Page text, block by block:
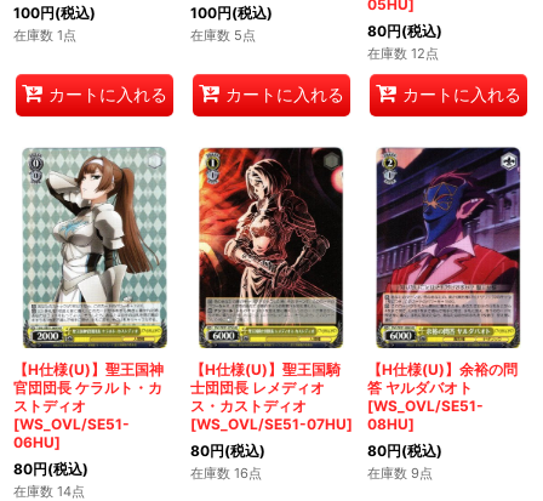
100円(税込)
在庫数 1点
カートに入れる
100円(税込)
在庫数 5点
カートに入れる
05HU]
80円(税込)
在庫数 12点
カートに入れる
【H仕様(U)】聖王国神
官団団長 ケラルト・カ
ストディオ
[WS_OVL/SE51-
06HU]
80円(税込)
在庫数 14点
【H仕様(U)】聖王国騎
士団団長 レメディオ
ス・カストディオ
[WS_OVL/SE51-07HU]
80円(税込)
在庫数 16点
【H仕様(U)】余裕の問
答 ヤルダバオト
[WS_OVL/SE51-
08HU]
80円(税込)
在庫数 9点